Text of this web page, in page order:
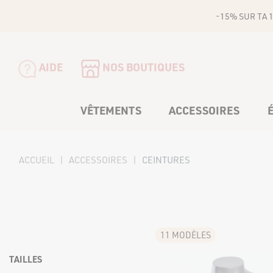
-15% SUR TA
AIDE NOS BOUTIQUES
VÊTEMENTS ACCESSOIRES
ACCUEIL ACCESSOIRES CEINTURES
11 MODÈLES
TAILLES
VÊTEMENTS
Robes mi-longues
HAUTS
CEINTURES
ROBES
CHAÎNES DE TÉLÉPHONE